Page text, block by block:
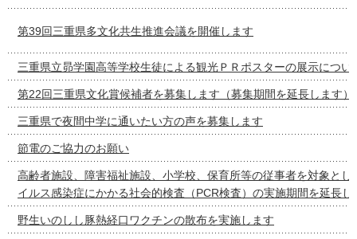
第39回三重県多文化共生推進会議を開催します
三重県立昴学園高等学校生徒による観光ＰＲポスターの展示につい
第22回三重県文化賞候補者を募集します（募集期間を延長します）
三重県で夜間中学に通いたい方の声を募集します
節電のご協力のお願い
高齢者施設、障害福祉施設、小学校、保育所等の従事者を対象とし
イルス感染症にかかる社会的検査（PCR検査）の実施期間を延長し
野生いのしし豚熱経口ワクチンの散布を実施します